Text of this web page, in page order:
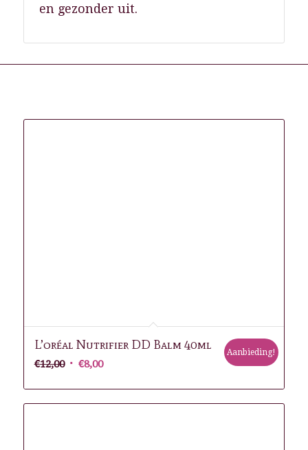
en gezonder uit.
L’oréal Nutrifier DD Balm 40ml
€12,00 Oorspronkelijke
was:
€8,00Huidige
is:
Aanbieding!